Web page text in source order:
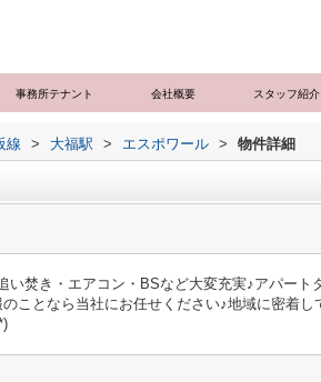
事務所テナント 会社概要 スタッフ紹介
線 > 大福駅 > エスポワール > 物件詳細
焚き・エアコン・BSなど大変充実♪アパート
ことなら当社にお任せください♪地域に密着